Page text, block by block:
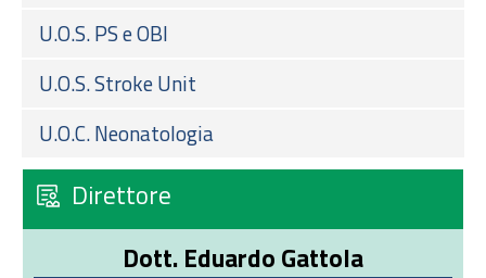
U.O.S. PS e OBI
U.O.S. Stroke Unit
U.O.C. Neonatologia
Direttore
Dott. Eduardo Gattola